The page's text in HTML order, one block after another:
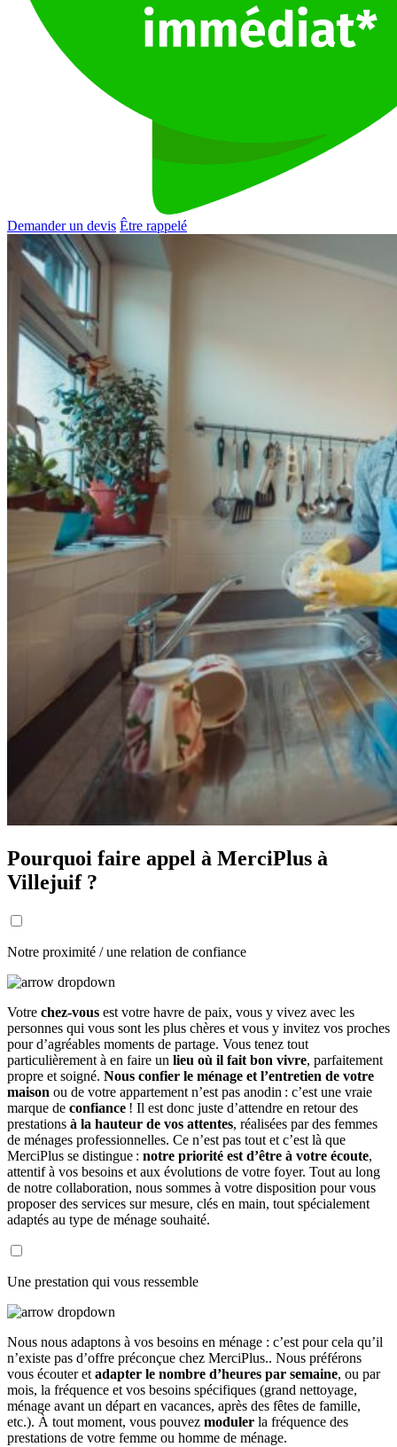
Demander un devis Être rappelé
Pourquoi faire appel à MerciPlus à
Villejuif ?
Notre proximité / une relation de confiance
Votre chez-vous est votre havre de paix, vous y vivez avec les
personnes qui vous sont les plus chères et vous y invitez vos proches
pour d’agréables moments de partage. Vous tenez tout
particulièrement à en faire un lieu où il fait bon vivre, parfaitement
propre et soigné. Nous confier le ménage et l’entretien de votre
maison ou de votre appartement n’est pas anodin : c’est une vraie
marque de confiance ! Il est donc juste d’attendre en retour des
prestations à la hauteur de vos attentes, réalisées par des femmes
de ménages professionnelles. Ce n’est pas tout et c’est là que
MerciPlus se distingue : notre priorité est d’être à votre écoute,
attentif à vos besoins et aux évolutions de votre foyer. Tout au long
de notre collaboration, nous sommes à votre disposition pour vous
proposer des services sur mesure, clés en main, tout spécialement
adaptés au type de ménage souhaité.
Une prestation qui vous ressemble
Nous nous adaptons à vos besoins en ménage : c’est pour cela qu’il
n’existe pas d’offre préconçue chez MerciPlus.. Nous préférons
vous écouter et adapter le nombre d’heures par semaine, ou par
mois, la fréquence et vos besoins spécifiques (grand nettoyage,
ménage avant un départ en vacances, après des fêtes de famille,
etc.). À tout moment, vous pouvez moduler la fréquence des
prestations de votre femme ou homme de ménage.